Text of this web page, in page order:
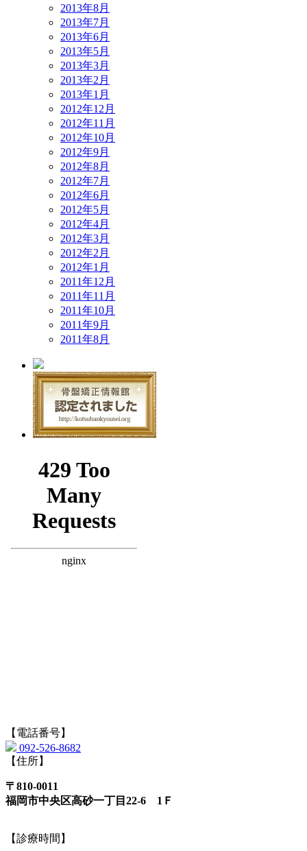
2013年8月
2013年7月
2013年6月
2013年5月
2013年3月
2013年2月
2013年1月
2012年12月
2012年11月
2012年10月
2012年9月
2012年8月
2012年7月
2012年6月
2012年5月
2012年4月
2012年3月
2012年2月
2012年1月
2011年12月
2011年11月
2011年10月
2011年9月
2011年8月
【電話番号】
092-526-8682
【住所】
〒810-0011
福岡市中央区高砂一丁目22-6 1Ｆ
【診療時間】